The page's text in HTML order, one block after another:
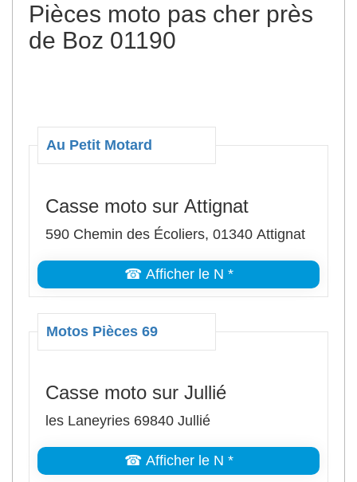
Pièces moto pas cher près
de Boz 01190
Au Petit Motard
Casse moto sur Attignat
590 Chemin des Écoliers, 01340 Attignat
☎ Afficher le N *
Motos Pièces 69
Casse moto sur Jullié
les Laneyries 69840 Jullié
☎ Afficher le N *